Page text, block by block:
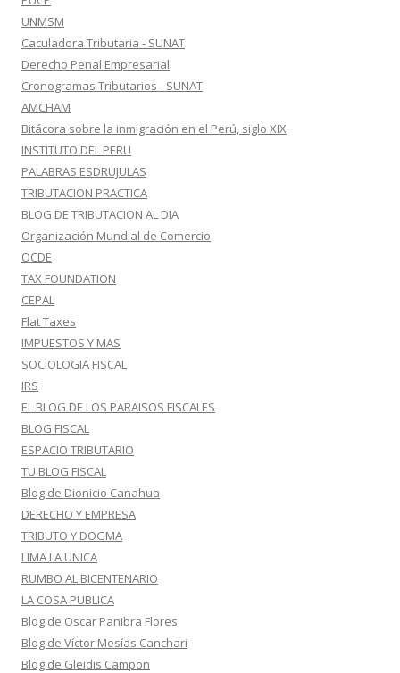
UNMSM
Caculadora Tributaria - SUNAT
Derecho Penal Empresarial
Cronogramas Tributarios - SUNAT
AMCHAM
Bitácora sobre la inmigración en el Perú, siglo XIX
INSTITUTO DEL PERU
PALABRAS ESDRUJULAS
TRIBUTACION PRACTICA
BLOG DE TRIBUTACION AL DIA
Organización Mundial de Comercio
OCDE
TAX FOUNDATION
CEPAL
Flat Taxes
IMPUESTOS Y MAS
SOCIOLOGIA FISCAL
IRS
EL BLOG DE LOS PARAISOS FISCALES
BLOG FISCAL
ESPACIO TRIBUTARIO
TU BLOG FISCAL
Blog de Dionicio Canahua
DERECHO Y EMPRESA
TRIBUTO Y DOGMA
LIMA LA UNICA
RUMBO AL BICENTENARIO
LA COSA PUBLICA
Blog de Oscar Panibra Flores
Blog de Víctor Mesías Canchari
Blog de Gleidis Campon